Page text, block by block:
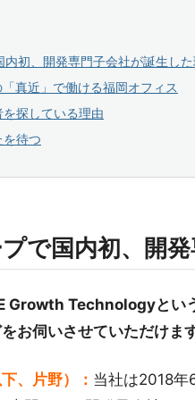
内初、開発専門子会社が誕生し
真近」で働ける福岡オフィス
探している理由
を待つ
で国内初、開
Technologyとい
お伺いさせていただけま
、片野）： 当社は2018年